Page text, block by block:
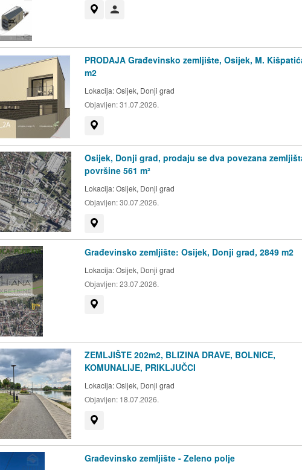
PRODAJA Građevinsko zemljište, Osijek, M.
m2
Lokacija:Osijek, Donji grad
Objavljen:31.07.2026.
Osijek, Donji grad, prodaju se dva povezana
površine 561 m²
Lokacija:Osijek, Donji grad
Objavljen:30.07.2026.
Građevinsko zemljište: Osijek, Donji grad, 2849 m2
Lokacija:Osijek, Donji grad
Objavljen:23.07.2026.
ZEMLJIŠTE 202m2, BLIZINA DRAVE, BOLNICE,
KOMUNALIJE, PRIKLJUČCI
Lokacija:Osijek, Donji grad
Objavljen: 18.07.2026.
Građevinsko zemljište - Zeleno polje